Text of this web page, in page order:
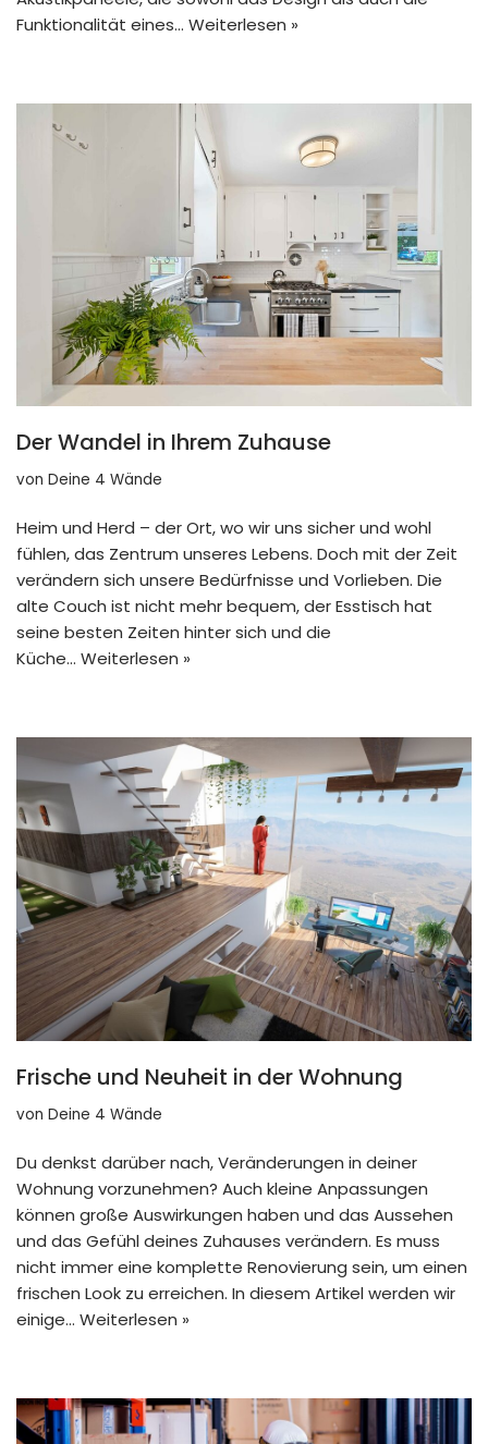
Funktionalität eines… Weiterlesen »
Der Wandel in Ihrem Zuhause
von Deine 4 Wände
Heim und Herd – der Ort, wo wir uns sicher und wohl
fühlen, das Zentrum unseres Lebens. Doch mit der Zeit
verändern sich unsere Bedürfnisse und Vorlieben. Die
alte Couch ist nicht mehr bequem, der Esstisch hat
seine besten Zeiten hinter sich und die
Küche… Weiterlesen »
Frische und Neuheit in der Wohnung
von Deine 4 Wände
Du denkst darüber nach, Veränderungen in deiner
Wohnung vorzunehmen? Auch kleine Anpassungen
können große Auswirkungen haben und das Aussehen
und das Gefühl deines Zuhauses verändern. Es muss
nicht immer eine komplette Renovierung sein, um einen
frischen Look zu erreichen. In diesem Artikel werden wir
einige… Weiterlesen »